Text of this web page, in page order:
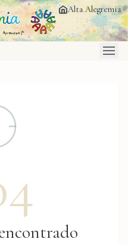
Alta Alegremia